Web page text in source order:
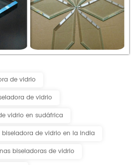
de vidrio
de vidrio
vidrio en sudáfrica
de vidrio en la india
biseladoras de vidrio